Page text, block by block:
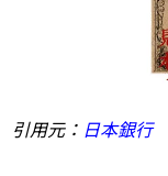
引用元： 日本銀行